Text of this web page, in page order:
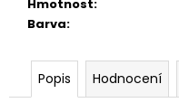
Hmotnost:
Barva:
Popis Hodnocení
č
u